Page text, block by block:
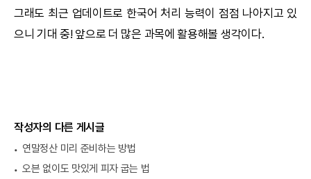
그래도 최근 업데이트로 한국어 처리 능력이 점점 나아지고 있
으니 기대 중! 앞으로 더 많은 과목에 활용해볼 생각이다.
작성자의 다른 게시글
연말정산 미리 준비하는 방법
오븐 없이도 맛있게 피자 굽는 법